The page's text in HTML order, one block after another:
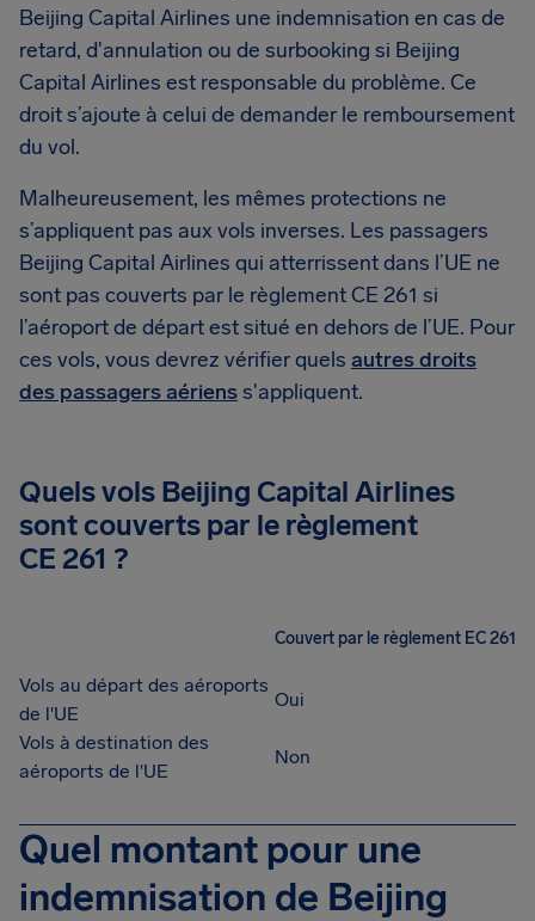
Beijing Capital Airlines une indemnisation en cas de
retard, d'annulation ou de surbooking si Beijing
Capital Airlines est responsable du problème. Ce
droit s’ajoute à celui de demander le remboursement
du vol.
Malheureusement, les mêmes protections ne
s’appliquent pas aux vols inverses. Les passagers
Beijing Capital Airlines qui atterrissent dans l’UE ne
sont pas couverts par le règlement CE 261 si
l’aéroport de départ est situé en dehors de l’UE. Pour
ces vols, vous devrez vérifier quels autres droits
des passagers aérienss'appliquent.
Quels vols Beijing Capital Airlines
sont couverts par le règlement
CE 261 ?
Couvert par le règlement EC 261
Vols au départ des aéroports
de l'UE
Oui
Vols à destination des
aéroports de l'UE
Non
Quel montant pour une
indemnisation de Beijing